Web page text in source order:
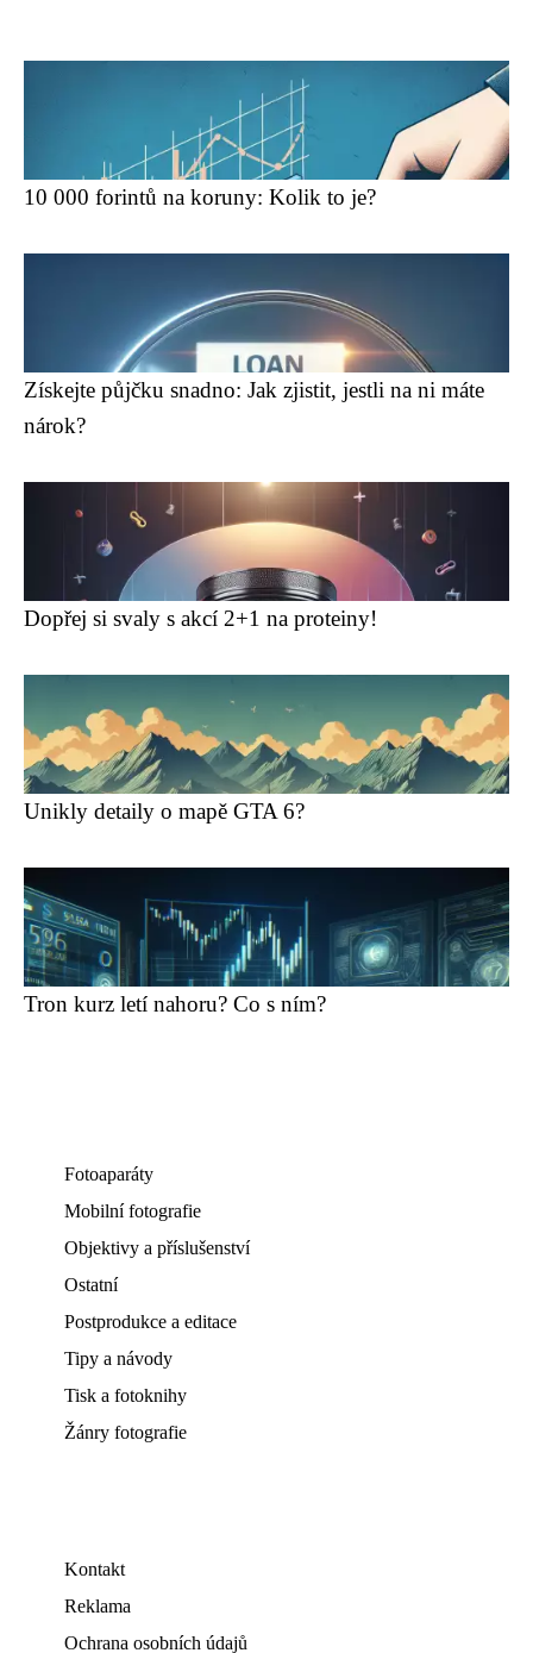
10 000 forintů na koruny: Kolik to je?
Získejte půjčku snadno: Jak zjistit, jestli na ni máte
nárok?
Dopřej si svaly s akcí 2+1 na proteiny!
Unikly detaily o mapě GTA 6?
Tron kurz letí nahoru? Co s ním?
Fotoaparáty
Mobilní fotografie
Objektivy a příslušenství
Ostatní
Postprodukce a editace
Tipy a návody
Tisk a fotoknihy
Žánry fotografie
Kontakt
Reklama
Ochrana osobních údajů